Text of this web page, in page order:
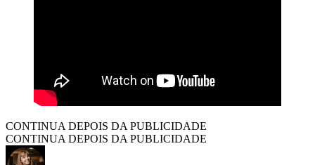
CONTINUA DEPOIS DA PUBLICIDADE
CONTINUA DEPOIS DA PUBLICIDADE